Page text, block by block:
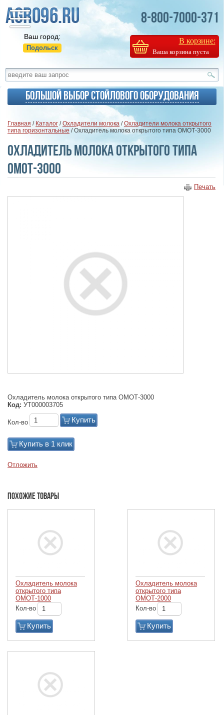
Ваш город:
Подольск
8-800-7000-371
В корзине:
Ваша корзина пуста
Большой выбор стойлового оборудования
Главная / Каталог /Охладители молока /Охладители молока открытого
типа горизонтальные / Охладитель молока открытого типа ОМОТ-3000
Охладитель молока открытого типа
ОМОТ-3000
Печать
Охладитель молока открытого типа ОМОТ-3000
Код: УТ000003705
Кол-во Купить
Купить в 1 клик
Отложить
Похожие товары
Охладитель молока
открытого типа
ОМОТ-1000
Кол-во
Купить
Охладитель молока
открытого типа
ОМОТ-2000
Кол-во
Купить